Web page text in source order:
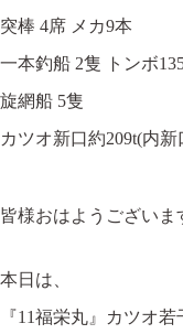
突棒 4席 メカ9本
一本釣船 2隻 トンボ
旋網船 5隻
カツオ新口約209t(内
皆様おはようございま
本日は、
『11福栄丸』カツオ